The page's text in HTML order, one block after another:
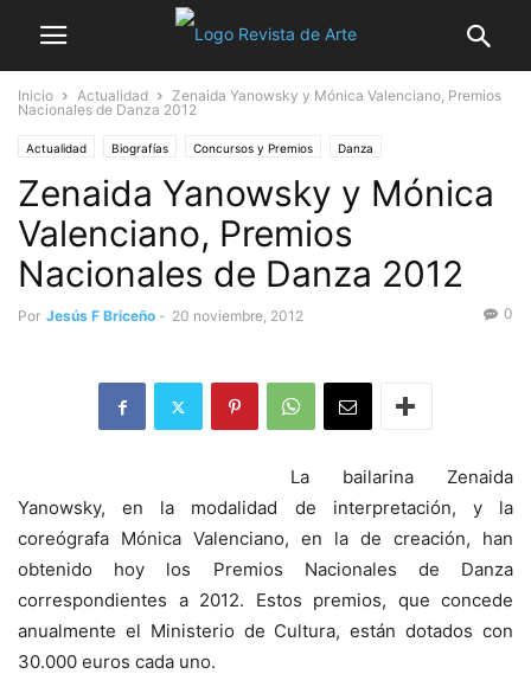
Inicio Actualidad
Zenaida Yanowsky y Mónica Valenciano, Premios
Nacionales de Danza 2012
Actualidad Biografías Concursos y Premios Danza
Zenaida Yanowsky y Mónica
Valenciano, Premios
Nacionales de Danza 2012
Por Jesús F Briceño - 20 noviembre, 2012 0
La bailarina Zenaida
Yanowsky, en la modalidad de interpretación, y la
coreógrafa Mónica Valenciano, en la de creación, han
obtenido hoy los Premios Nacionales de Danza
correspondientes a 2012. Estos premios, que concede
anualmente el Ministerio de Cultura, están dotados con
30.000 euros cada uno.